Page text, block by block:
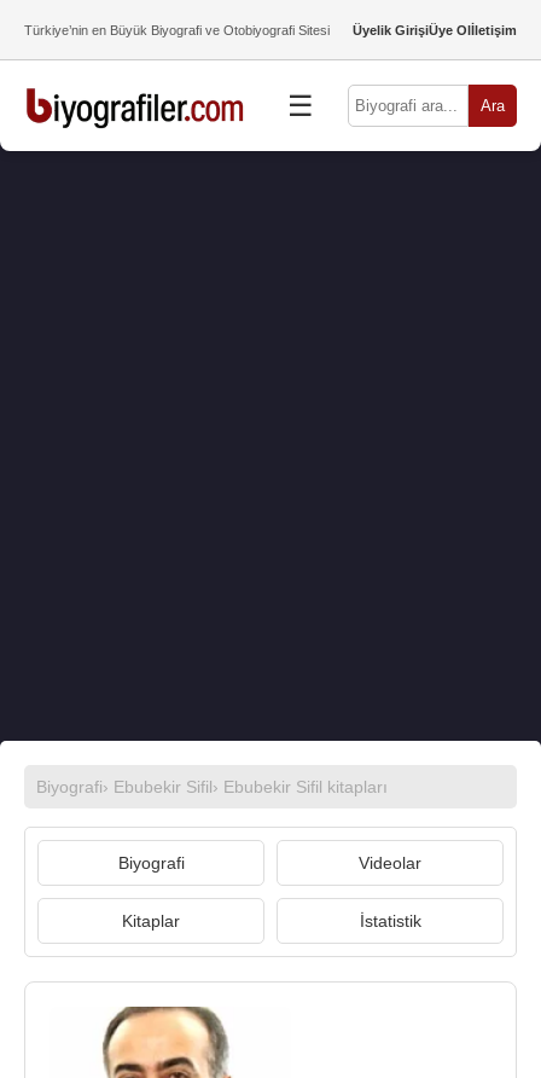
Türkiye’nin en Büyük Biyografi ve Otobiyografi Sitesi Üyelik GirişiÜye Olİletişim
☰ Ara
Biyografi› Ebubekir Sifil› Ebubekir Sifil kitapları
Biyografi Videolar
Kitaplar İstatistik